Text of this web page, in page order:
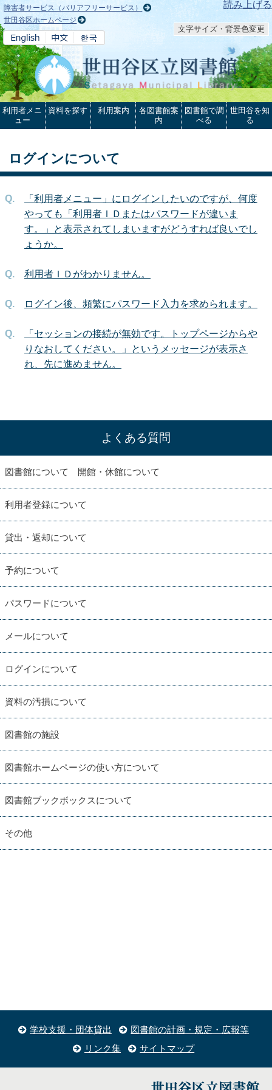
本文へ 読み上げる
障害者サービス（バリアフリーサービス）
世田谷区ホームページ
文字サイズ・背景色変更
利用者メニ
ュー
資料を探す 利用案内
各図書館案
内
図書館で調
べる
世田谷を知
る
ログインについて
「利用者メニュー」にログインしたいのですが、何度
やっても「利用者ＩＤまたはパスワードが違いま
す。」と表示されてしまいますがどうすれば良いでし
ょうか。
利用者ＩＤがわかりません。
ログイン後、頻繁にパスワード入力を求められます。
「セッションの接続が無効です。トップページからや
りなおしてください。」というメッセージが表示さ
れ、先に進めません。
よくある質問
図書館について 開館・休館について
利用者登録について
貸出・返却について
予約について
パスワードについて
メールについて
ログインについて
資料の汚損について
図書館の施設
図書館ホームページの使い方について
図書館ブックボックスについて
その他
学校支援・団体貸出
図書館の計画・規定・広報等
リンク集
サイトマップ